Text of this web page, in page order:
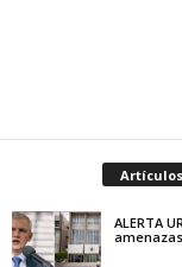
ALERTA